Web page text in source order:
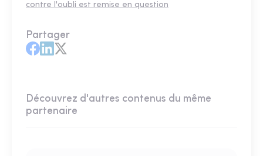
contre l'oubli est remise en question
Partager
Découvrez d'autres contenus du même
partenaire